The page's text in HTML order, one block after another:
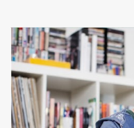
desde la J hasta la Q ¿Qué
sección de evecrea.com ,
resolución de las siguientes
el clásico rojo de la gorra de
destacan por su diseño
la Q en amarillo brillante,